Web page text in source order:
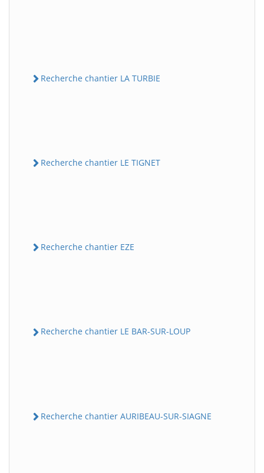
Recherche chantier LA TURBIE
Recherche chantier LE TIGNET
Recherche chantier EZE
Recherche chantier LE BAR-SUR-LOUP
Recherche chantier AURIBEAU-SUR-SIAGNE